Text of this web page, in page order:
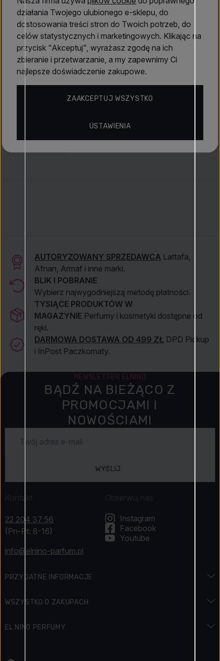
upajające wybrzmienie.
damski zapach
doskonale sprawdzi się na wieczór,
formalne okazje lub chwile, gdy chcesz pozostawić
mocne, a zarazem wyrafinowane wrażenie.
Roja Danger
Pour Femme (2023) to perfumy dla kobiety, która zna
swoją wartość i nie boi się być w centrum uwagi –
który mówi: „jestem niebezpiecznie nieodparta” – bez
Właściwości
Roja Parfums
Oceny
AUTORYZOWANY SPRZEDAWCA Lattafa,
Afnan, Armaf i inne marki.
BLIK I POBRANIE
Wybierz najwygodniejszą metodę płatności.
TYSIĄCE PRODUKTÓW W
MAGAZYNIE Perfumy i kosmetyki dostępne od
ręki.
DARMOWA DOSTAWA OD 499 ZŁ DPD Pickup
i InPost Paczkomaty.
NEWSLETTER ELNINO
BĄDŹ NA BIEŻĄCO Z
PROMOCJAMI I
NOWOŚCIAMI
WYŚLIJ
Kontakt
22 204 37 56
(Pn-Pt: 8-16)
info@elnino-parfum.pl
PRZYDATNE INFORMACJE
Święta i promocje
WSZYSTKO O ZAKUPACH
Zwroty
EL NINO PERFUMY
Obserwuj nas
Instagram
Facebook
Youtube
działania Twojego ulubionego e-sklepu, do
dostosowania treści stron do Twoich potrzeb, do
celów statystycznych i marketingowych. Klikając na
przycisk "Akceptuj", wyrażasz zgodę na ich
zbieranie i przetwarzanie, a my zapewnimy Ci
najlepsze doświadczenie zakupowe.
USTAWIENIA
ZAAKCEPTUJ WSZYSTKO